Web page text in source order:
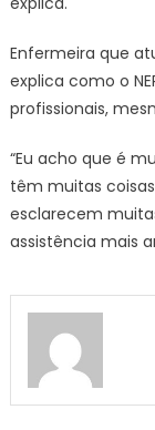
Enfermeira que
explica como o
profissionais,
“Eu acho que é
têm muitas
esclarecem
assistência mais